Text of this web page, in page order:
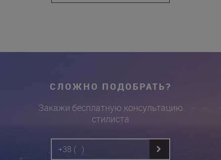
СЛОЖНО ПОДОБРАТЬ?
Закажи бесплатную консультацию
стилиста